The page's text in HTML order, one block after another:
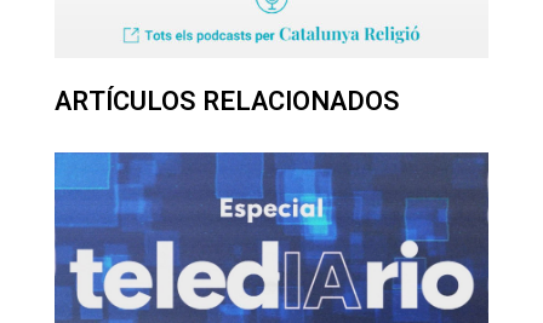
ARTÍCULOS RELACIONADOS